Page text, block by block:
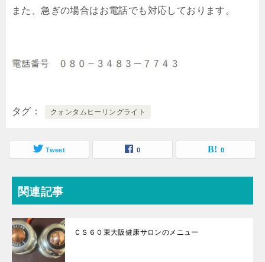
また、急ぎの場合はお電話でも対応しております。
タグ クォンタムヒーリングライト
Tweet 0 0
関連記事
ＣＳ６０東大阪健康サロンのメニュー